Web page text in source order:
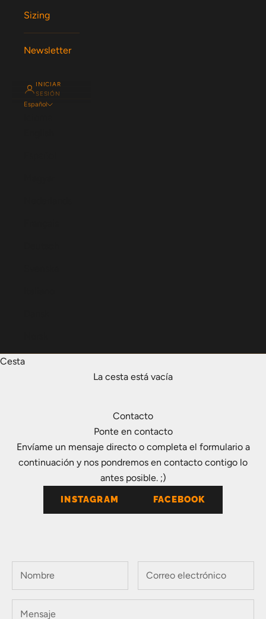
Sizing
Newsletter
INICIAR
SESIÓN
Español
Cesta
La cesta está vacía
Contacto
Ponte en contacto
Envíame un mensaje directo o completa el formulario a
continuación y nos pondremos en contacto contigo lo
antes posible. ;)
INSTAGRAM FACEBOOK